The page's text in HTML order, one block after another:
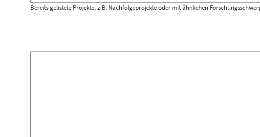
Bereits gelistete Projekte, z.B. Nachfolgeprojekte oder mit ähnlichen